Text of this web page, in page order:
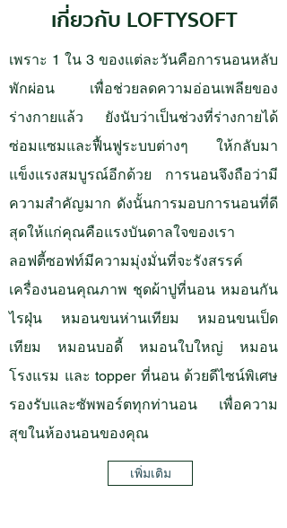
เกี่ยวกับ LOFTYSOFT
เพราะ 1 ใน 3 ของแต่ละวันคือการนอนหลับ
พักผ่อน เพื่อช่วยลดความอ่อนเพลียของ
ร่างกายแล้ว ยังนับว่าเป็นช่วงที่ร่างกายได้
ซ่อมแซมและฟื้นฟูระบบต่างๆ ให้กลับมา
แข็งแรงสมบูรณ์อีกด้วย การนอนจึงถือว่ามี
ความสำคัญมาก ดังนั้นการมอบการนอนที่ดี
สุดให้แก่คุณคือแรงบันดาลใจของเรา
ลอฟตี้ซอฟท์มีความมุ่งมั่นที่จะรังสรรค์
เครื่องนอนคุณภาพ ชุดผ้าปูที่นอน หมอนกัน
ไรฝุ่น
หมอนขนห่านเทียม
หมอนขนเป็ด
เทียม
หมอนบอดี้ หมอนใบใหญ่
หมอน
โรงแรม และ topper ที่นอนด้วยดีไซน์พิเศษ
รองรับและซัพพอร์ตทุกท่านอน เพื่อความ
สุขในห้องนอนของคุณ
เพิ่มเติม